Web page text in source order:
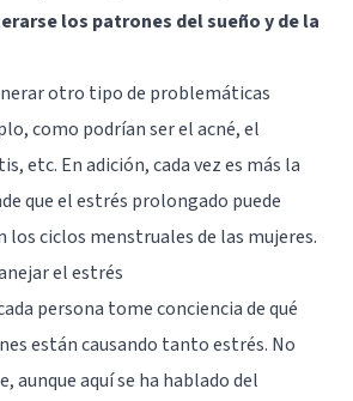
los patrones del sueño y de la
otro tipo de problemáticas
como podrían ser el acné, el
etc. En adición, cada vez es más la
que el estrés prolongado puede
los ciclos menstruales de las mujeres.
el estrés
persona tome conciencia de qué
están causando tanto estrés. No
aunque aquí se ha hablado del